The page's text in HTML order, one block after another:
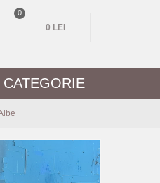
0
0 LEI